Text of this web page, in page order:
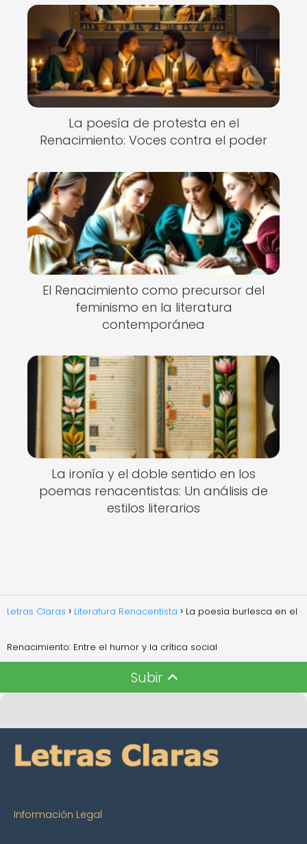
La poesía de protesta en el
Renacimiento: Voces contra el poder
El Renacimiento como precursor del
feminismo en la literatura
contemporánea
La ironía y el doble sentido en los
poemas renacentistas: Un análisis de
estilos literarios
Letras Claras Literatura Renacentista La poesía burlesca en el
Renacimiento: Entre el humor y la crítica social
Subir
Información Legal